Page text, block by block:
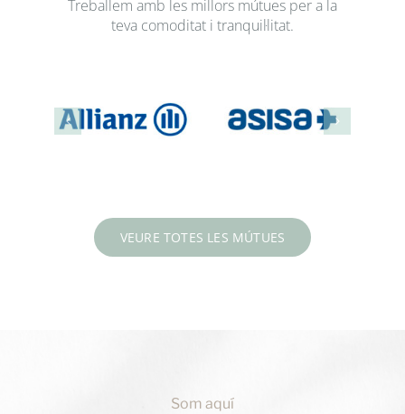
Treballem amb les millors mútues per a la
teva comoditat i tranquil·litat.
VEURE TOTES LES MÚTUES
Som aquí